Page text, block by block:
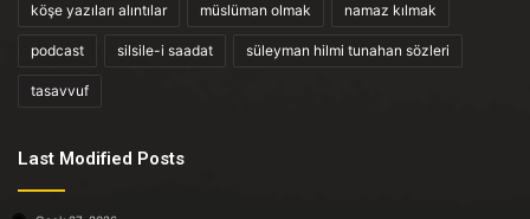
köşe yazıları alıntılar müslüman olmak namaz kılmak
podcast silsile-i saadat süleyman hilmi tunahan sözleri
tasavvuf
Last Modified Posts